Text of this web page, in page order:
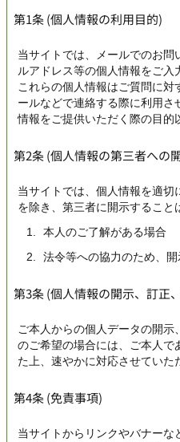
第1条 (個人情報の利用目的)
当サイトでは、メールでのお問
ルアドレス等の個人情報をご入
これらの個人情報はご質問に対
ールなどで連絡する際に利用さ
情報をご提供いただく際の目的
第2条 (個人情報の第三者への
当サイトでは、個人情報を適切
を除き、第三者に開示すること
本人のご了解がある場合
法令等への協力のため、
第3条 (個人情報の開示、訂正
ご本人からの個人データの開示
のご希望の場合には、ご本人
た上、速やかに対応させていた
第4条 (免責事項)
当サイトからリンクやバナーな